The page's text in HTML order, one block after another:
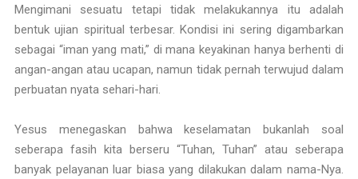
Mengimani sesuatu tetapi tidak melakukannya itu adalah
bentuk ujian spiritual terbesar. Kondisi ini sering digambarkan
sebagai “iman yang mati,” di mana keyakinan hanya berhenti di
angan-angan atau ucapan, namun tidak pernah terwujud dalam
perbuatan nyata sehari-hari.
Yesus menegaskan bahwa keselamatan bukanlah soal
seberapa fasih kita berseru “Tuhan, Tuhan” atau seberapa
banyak pelayanan luar biasa yang dilakukan dalam nama-Nya.